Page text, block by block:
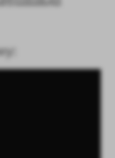
mediów